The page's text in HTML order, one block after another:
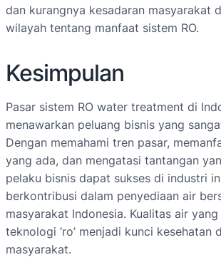
dan kurangnya kesadaran masyarakat
wilayah tentang manfaat sistem RO.
Kesimpulan
Pasar sistem RO water treatment di
menawarkan peluang bisnis yang
Dengan memahami tren pasar,
yang ada, dan mengatasi tantangan
pelaku bisnis dapat sukses di industri
berkontribusi dalam penyediaan air
masyarakat Indonesia. Kualitas air
teknologi ‘ro’ menjadi kunci kesehatan
masyarakat.